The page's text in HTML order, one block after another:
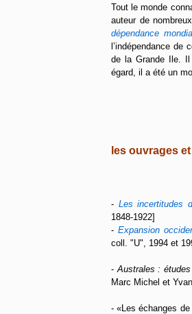
Tout le monde
auteur de
dépendance
l’indépendance
de la Grande Ile.
égard, il a été un
les ouvrages
- Les incertitudes
1848-1922]
- Expansion
coll. "U", 1994 et
-Australes :
Marc Michel et
- «Les échanges